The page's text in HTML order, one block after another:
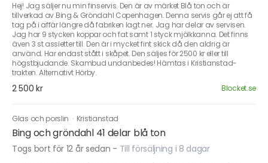
Hej! Jag säljer nu min finservis. Den är av märket Blå ton och är
tillverkad av Bing & Gröndahl Copenhagen. Denna servis går ej att få
tag på i affär längre då fabriken lagt ner. Jag har delar av servisen.
Jag har 9 stycken koppar och fat samt 1 styck mjölkkanna. Det finns
även 3 st assietter till. Den är i mycket fint skick då den aldrig är
använd. Har endast stått i skåpet. Den säljes för 2500 kr eller till
högstbjudande. Skambud undanbedes! Hämtas i Kristianstad-
trakten. Alternativt Hörby.
2 500 kr Blocket.se
Glas och porslin · Kristianstad
Bing och gröndahl 41 delar blå ton
Togs bort för 12 år sedan - Till försäljning i 8 dagar